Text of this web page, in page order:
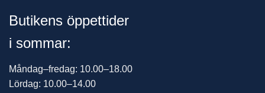
Butikens öppettider
i sommar:
Måndag–fredag: 10.00–18.00
Lördag: 10.00–14.00